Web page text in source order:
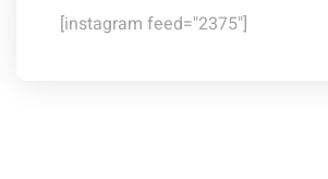
[instagram feed="2375"]